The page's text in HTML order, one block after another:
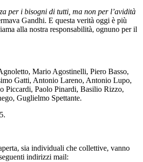
per i bisogni di tutti, ma non per l’avidità
Gandhi. E questa verità oggi è più
alla nostra responsabilità, ognuno per il
Mario Agostinelli, Piero Basso,
Gatti, Antonio Lareno, Antonio Lupo,
Piccardi, Paolo Pinardi, Basilio Rizzo,
Guglielmo Spettante.
sia individuali che collettive, vanno
indirizzi mail: